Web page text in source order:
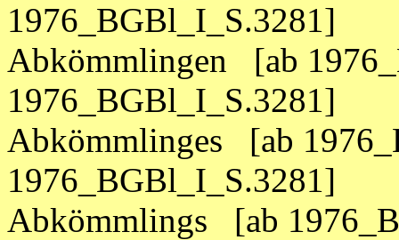
1976_BGBl_I_S.3281]
Abkömmlingen [ab
1976_BGBl_I_S.3281]
Abkömmlinges [ab
1976_BGBl_I_S.3281]
Abkömmlings [ab